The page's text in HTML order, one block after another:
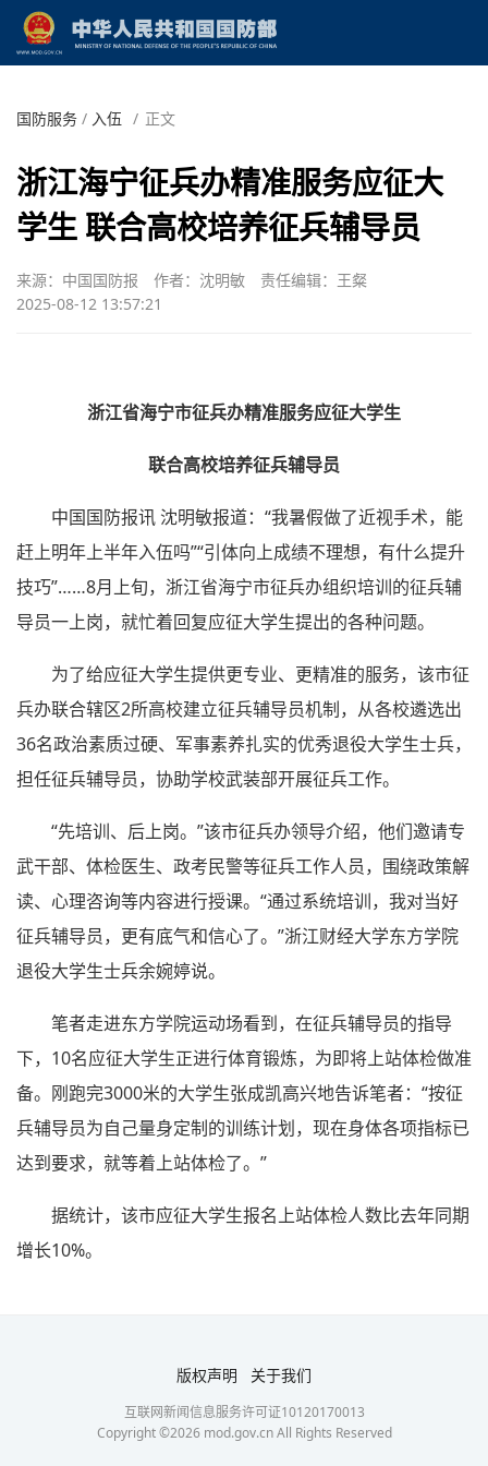
国防服务 / 入伍 / 正文
浙江海宁征兵办精准服务应征大
学生 联合高校培养征兵辅导员
来源：中国国防报 作者：沈明敏
责任编辑：王粲
2025-08-12 13:57:21
浙江省海宁市征兵办精准服务应征大学生
联合高校培养征兵辅导员
中国国防报讯 沈明敏报道：“我暑假做了近视手术，能
赶上明年上半年入伍吗”“引体向上成绩不理想，有什么提升
技巧”……8月上旬，浙江省海宁市征兵办组织培训的征兵辅
导员一上岗，就忙着回复应征大学生提出的各种问题。
为了给应征大学生提供更专业、更精准的服务，该市征
兵办联合辖区2所高校建立征兵辅导员机制，从各校遴选出
36名政治素质过硬、军事素养扎实的优秀退役大学生士兵，
担任征兵辅导员，协助学校武装部开展征兵工作。
“先培训、后上岗。”该市征兵办领导介绍，他们邀请专
武干部、体检医生、政考民警等征兵工作人员，围绕政策解
读、心理咨询等内容进行授课。“通过系统培训，我对当好
征兵辅导员，更有底气和信心了。”浙江财经大学东方学院
退役大学生士兵余婉婷说。
笔者走进东方学院运动场看到，在征兵辅导员的指导
下，10名应征大学生正进行体育锻炼，为即将上站体检做准
备。刚跑完3000米的大学生张成凯高兴地告诉笔者：“按征
兵辅导员为自己量身定制的训练计划，现在身体各项指标已
达到要求，就等着上站体检了。”
据统计，该市应征大学生报名上站体检人数比去年同期
增长10%。
版权声明 关于我们
互联网新闻信息服务许可证10120170013
Copyright ©2026mod.gov.cn All Rights Reserved